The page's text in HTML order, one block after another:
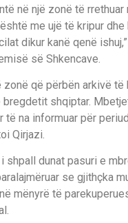
në një zonë të rrethuar
me ujë të kripur dhe
dikur kanë qenë
së Shkencave.
zonë që përbën arkivë
shqiptar.
të na informuar për
Qirjazi.
shpall dunat pasuri e
se gjithçka
mënyrë të